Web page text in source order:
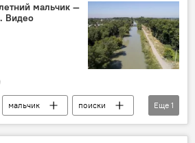
мальчик —
Видео
мальчик
поиски
Еще 1